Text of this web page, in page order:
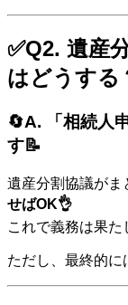
✅Q2. 遺産
はどうする
🔄A. 「相続人
す📝
遺産分割協議がま
せばOK👌
これで義務は果た
ただし、最終的に